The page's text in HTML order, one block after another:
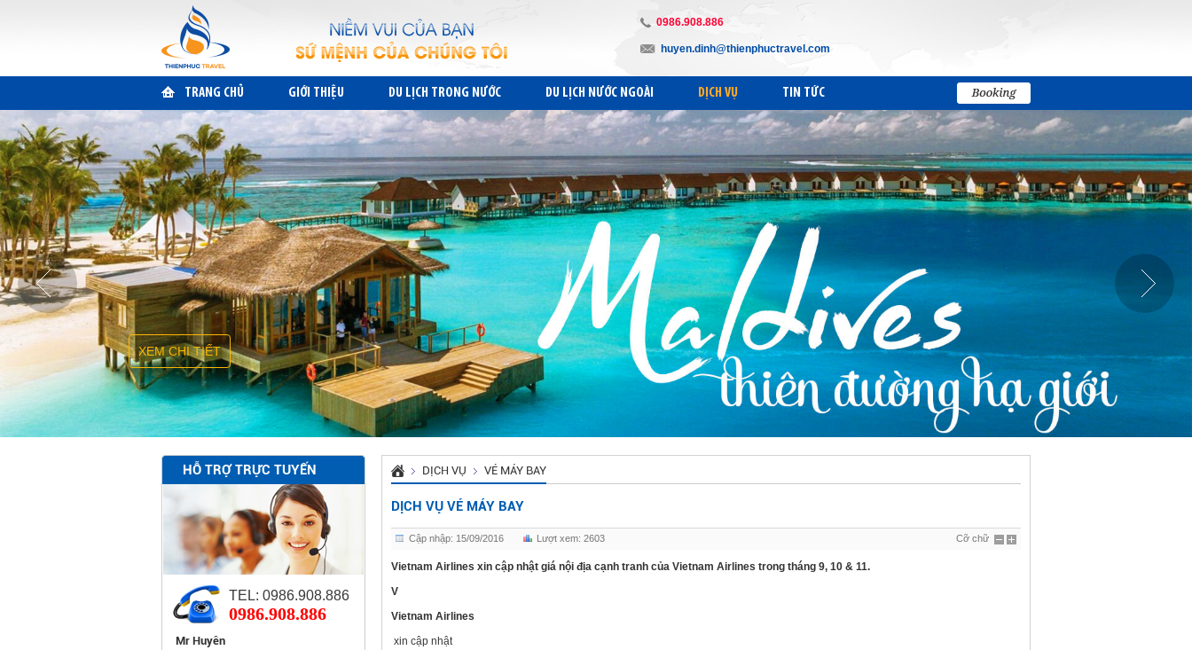
0986.908.886
huyen.dinh@thienphuctravel.com
TRANG CHỦ GIỚI THIỆU DU LỊCH TRONG NƯỚC DU LỊCH NƯỚC NGOÀI DỊCH VỤ TIN TỨC
XEM CHI TIẾT
HỖ TRỢ TRỰC TUYẾN
TEL: 0986.908.886
0986.908.886
Mr Huyên
DỊCH VỤ VÉ MÁY BAY
DỊCH VỤ VÉ MÁY BAY
Cập nhập: 15/09/2016 Lượt xem: 2603 Cỡ chữ
Vietnam Airlines xin cập nhật giá nội địa cạnh tranh của Vietnam Airlines trong tháng 9, 10 & 11.
V
Vietnam Airlines
xin cập nhật